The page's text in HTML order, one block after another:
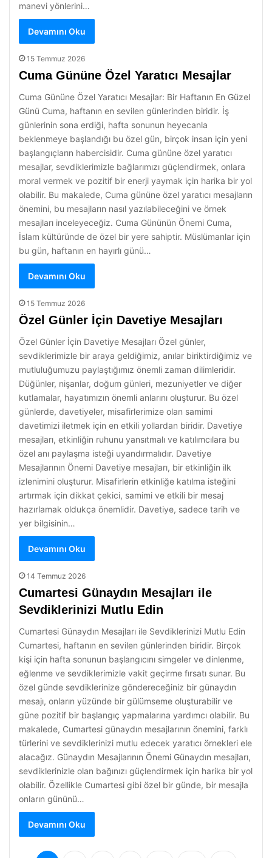
manevi yönlerini…
Devamını Oku
15 Temmuz 2026
Cuma Gününe Özel Yaratıcı Mesajlar
Cuma Gününe Özel Yaratıcı Mesajlar: Bir Haftanın En Güzel
Günü Cuma, haftanın en sevilen günlerinden biridir. İş
günlerinin sona erdiği, hafta sonunun heyecanla
beklenmeye başlandığı bu özel gün, birçok insan için yeni
başlangıçların habercisidir. Cuma gününe özel yaratıcı
mesajlar, sevdiklerimizle bağlarımızı güçlendirmek, onlara
moral vermek ve pozitif bir enerji yaymak için harika bir yol
olabilir. Bu makalede, Cuma gününe özel yaratıcı mesajların
önemini, bu mesajların nasıl yazılabileceğini ve örnek
mesajları inceleyeceğiz. Cuma Gününün Önemi Cuma,
İslam kültüründe de özel bir yere sahiptir. Müslümanlar için
bu gün, haftanın en hayırlı günü…
Devamını Oku
15 Temmuz 2026
Özel Günler İçin Davetiye Mesajları
Özel Günler İçin Davetiye Mesajları Özel günler,
sevdiklerimizle bir araya geldiğimiz, anılar biriktirdiğimiz ve
mutluluğumuzu paylaştığımız önemli zaman dilimleridir.
Düğünler, nişanlar, doğum günleri, mezuniyetler ve diğer
kutlamalar, hayatımızın önemli anlarını oluşturur. Bu özel
günlerde, davetiyeler, misafirlerimize olan samimi
davetimizi iletmek için en etkili yollardan biridir. Davetiye
mesajları, etkinliğin ruhunu yansıtmalı ve katılımcılara bu
özel anı paylaşma isteği uyandırmalıdır. Davetiye
Mesajlarının Önemi Davetiye mesajları, bir etkinliğin ilk
izlenimini oluşturur. Misafirlerin etkinliğe katılma isteğini
artırmak için dikkat çekici, samimi ve etkili bir mesaj
hazırlamak oldukça önemlidir. Davetiye, sadece tarih ve
yer bilgisinin…
Devamını Oku
14 Temmuz 2026
Cumartesi Günaydın Mesajları ile
Sevdiklerinizi Mutlu Edin
Cumartesi Günaydın Mesajları ile Sevdiklerinizi Mutlu Edin
Cumartesi, haftanın en sevilen günlerinden biridir. Birçok
kişi için hafta sonunun başlangıcını simgeler ve dinlenme,
eğlenme ve sevdiklerimizle vakit geçirme fırsatı sunar. Bu
özel günde sevdiklerinize göndereceğiniz bir günaydın
mesajı, onların yüzünde bir gülümseme oluşturabilir ve
güne pozitif bir başlangıç yapmalarına yardımcı olabilir. Bu
makalede, Cumartesi günaydın mesajlarının önemini, farklı
türlerini ve sevdiklerinizi mutlu edecek yaratıcı örnekleri ele
alacağız. Günaydın Mesajlarının Önemi Günaydın mesajları,
sevdiklerinizle olan bağınızı güçlendirmek için harika bir yol
olabilir. Özellikle Cumartesi gibi özel bir günde, bir mesajla
onların gününü…
Devamını Oku